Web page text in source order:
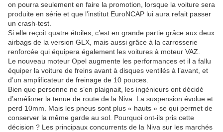
on pourra seulement en faire la promotion, lorsque la voiture sera
produite en série et que l’institut EuroNCAP lui aura refait passer
un crash-test.
Si elle reçoit quatre étoiles, c’est en grande partie grâce aux deux
airbags de la version GLX, mais aussi grâce à la carrosserie
renforcée qui équipera également les voitures à moteur VAZ.
Le nouveau moteur Opel augmente les performances et il a fallu
équiper la voiture de freins avant à disques ventilés à l’avant, et
d’un amplificateur de freinage de 10 pouces.
Bien que personne ne s’en plaignait, les ingénieurs ont décidé
d’améliorer la tenue de route de la Niva. La suspension évolue et
perd 10mm. Mais les pneus sont plus « hauts » se qui permet de
conserver la même garde au sol. Pourquoi ont-ils pris cette
décision ? Les principaux concurrents de la Niva sur les marchés